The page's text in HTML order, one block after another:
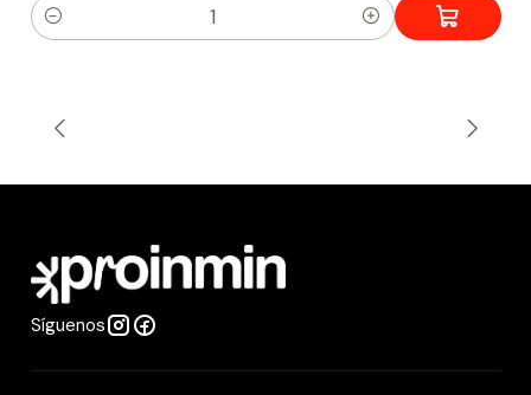
C
d
Síguenos